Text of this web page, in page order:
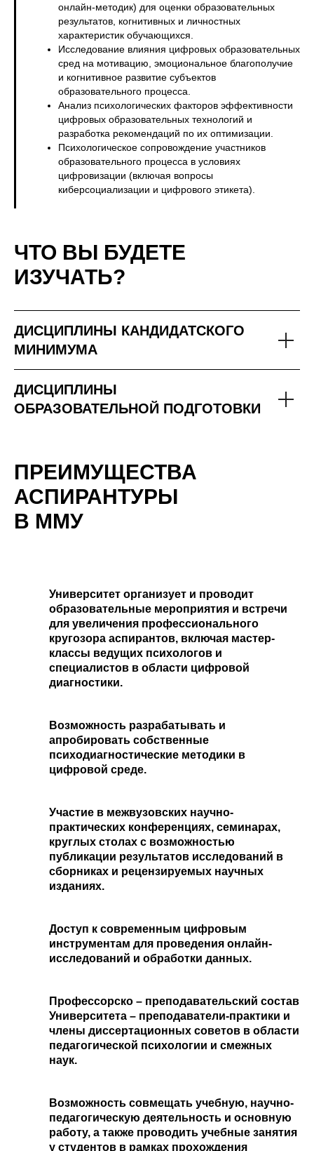
онлайн-методик) для оценки образовательных
результатов, когнитивных и личностных
характеристик обучающихся.
Исследование влияния цифровых образовательных
сред на мотивацию, эмоциональное благополучие
и когнитивное развитие субъектов
образовательного процесса.
Анализ психологических факторов эффективности
цифровых образовательных технологий и
разработка рекомендаций по их оптимизации.
Психологическое сопровождение участников
образовательного процесса в условиях
цифровизации (включая вопросы
киберсоциализации и цифрового этикета).
ЧТО ВЫ БУДЕТЕ
ИЗУЧАТЬ?
ДИСЦИПЛИНЫ КАНДИДАТСКОГО
МИНИМУМА
ДИСЦИПЛИНЫ
ОБРАЗОВАТЕЛЬНОЙ ПОДГОТОВКИ
ПРЕИМУЩЕСТВА
АСПИРАНТУРЫ
В ММУ
Университет организует и проводит
образовательные мероприятия и встречи
для увеличения профессионального
кругозора аспирантов, включая мастер-
классы ведущих психологов и
специалистов в области цифровой
диагностики.
Возможность разрабатывать и
апробировать собственные
психодиагностические методики в
цифровой среде.
Участие в межвузовских научно-
практических конференциях, семинарах,
круглых столах с возможностью
публикации результатов исследований в
сборниках и рецензируемых научных
изданиях.
Доступ к современным цифровым
инструментам для проведения онлайн-
исследований и обработки данных.
Профессорско – преподавательский состав
Университета – преподаватели-практики и
члены диссертационных советов в области
педагогической психологии и смежных
наук.
Возможность совмещать учебную, научно-
педагогическую деятельность и основную
работу, а также проводить учебные занятия
у студентов в рамках прохождения